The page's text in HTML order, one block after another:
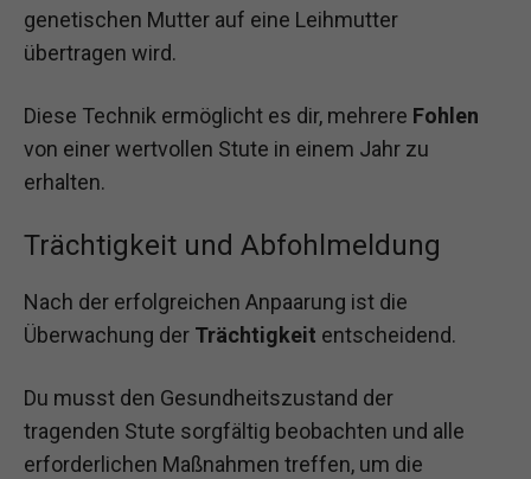
genetischen Mutter auf eine Leihmutter
übertragen wird.
Diese Technik ermöglicht es dir, mehrere Fohlen
von einer wertvollen Stute in einem Jahr zu
erhalten.
Trächtigkeit und Abfohlmeldung
Nach der erfolgreichen Anpaarung ist die
Überwachung der Trächtigkeit entscheidend.
Du musst den Gesundheitszustand der
tragenden Stute sorgfältig beobachten und alle
erforderlichen Maßnahmen treffen, um die